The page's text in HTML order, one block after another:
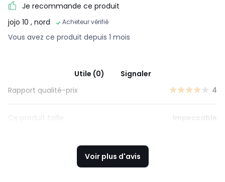
Je recommande ce produit
jojo 10 , nord Acheteur vérifié
Vous avez ce produit depuis 1 mois
Utile (0)
Signaler
Rapport qualité-prix
4
Ce produit taille Impeccable
Voir plus d'avis